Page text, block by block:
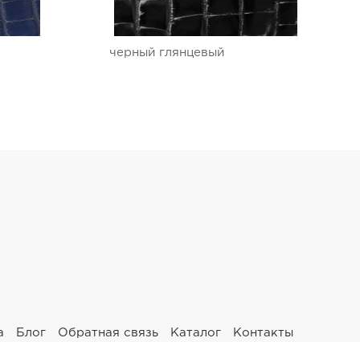
черный глянцевый
Блог Обратная связь Каталог Контакты